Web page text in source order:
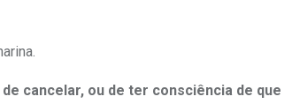
cancelar, ou de ter consciência de que